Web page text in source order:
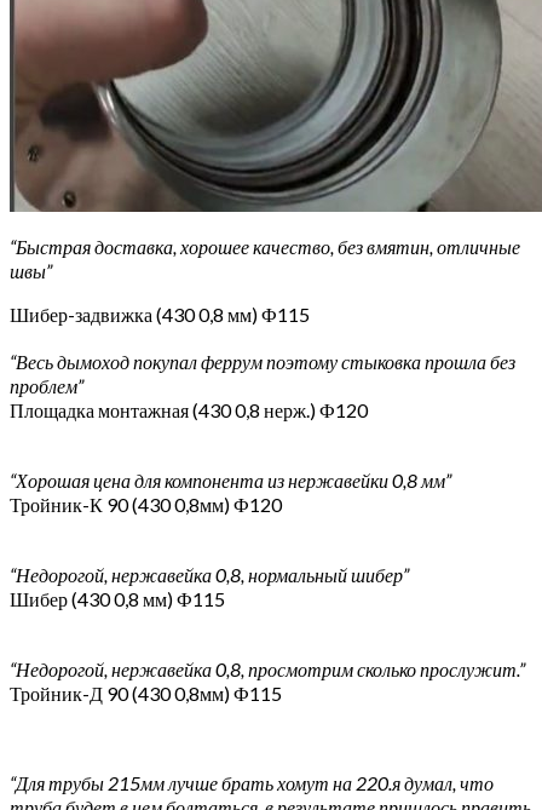
“Быстрая доставка, хорошее качество, без вмятин, отличные
швы”
Шибер-задвижка (430 0,8 мм) Ф115
“Весь дымоход покупал феррум поэтому стыковка прошла без
проблем”
Площадка монтажная (430 0,8 нерж.) Ф120
“Хорошая цена для компонента из нержавейки 0,8 мм”
Тройник-К 90 (430 0,8мм) Ф120
“Недорогой, нержавейка 0,8, нормальный шибер”
Шибер (430 0,8 мм) Ф115
“Недорогой, нержавейка 0,8, просмотрим сколько прослужит.”
Тройник-Д 90 (430 0,8мм) Ф115
“Для трубы 215мм лучше брать хомут на 220.я думал, что